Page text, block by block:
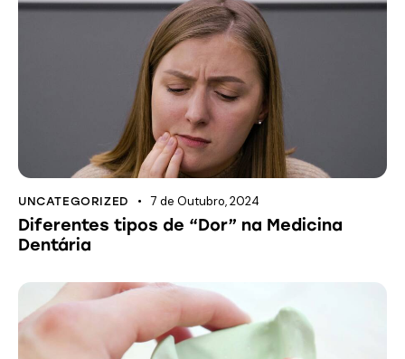
UNCATEGORIZED 7 de Outubro, 2024
Diferentes tipos de “Dor” na Medicina
Dentária